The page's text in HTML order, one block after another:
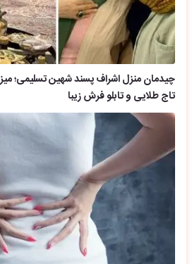
چیدمان منزل اشراف پسند شهین تسلیمی؛
تاج طلایی و تابلو فرش زیبا